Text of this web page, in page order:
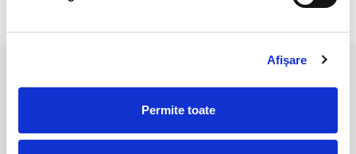
Afişare
Permite toate
PRODUSE ASEMANATOARE